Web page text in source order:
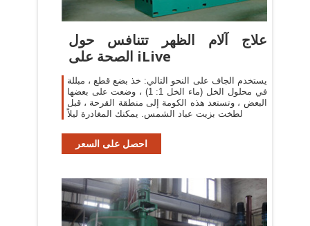
علاج آلام الظهر تتنافس حول
الصحة على iLive
يستخدم الجاف على النحو التالي: خذ بضع قطع ، مبللة
في محلول الخل (ماء الخل 1: 1) ، وضعت على بعضها
البعض ، وتستعد هذه الكومة إلى منطقة القرحة ، قبل
لطخت بزيت عباد الشمس. يمكنك المغادرة ليلاً
احصل على السعر